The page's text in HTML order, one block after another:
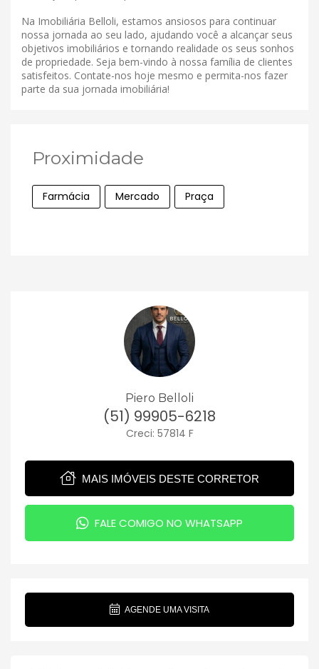
Na Imobiliária Belloli, estamos ansiosos para continuar
nossa jornada ao seu lado, ajudando você a alcançar seus
objetivos imobiliários e tornando realidade os seus sonhos
de propriedade. Seja bem-vindo à nossa família de clientes
satisfeitos. Contate-nos hoje mesmo e permita-nos fazer
parte da sua jornada imobiliária!
Proximidade
Farmácia Mercado Praça
Piero Belloli
(51) 99905-6218
Creci: 57814 F
MAIS IMÓVEIS DESTE CORRETOR
FALE COMIGO NO WHATSAPP
AGENDE UMA VISITA